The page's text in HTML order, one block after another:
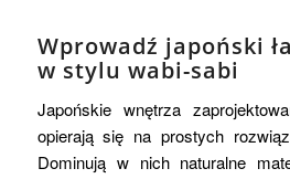
Wprowadź japoński
w stylu wabi-sabi
Japońskie wnętrza
opierają się na prostych
Dominują w nich naturalne